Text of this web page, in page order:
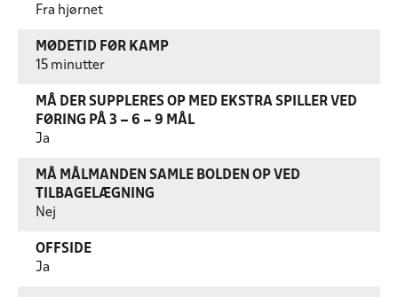
Fra hjørnet
MØDETID FØR KAMP
15 minutter
MÅ DER SUPPLERES OP MED EKSTRA SPILLER VED
FØRING PÅ 3 – 6 – 9 MÅL
Ja
MÅ MÅLMANDEN SAMLE BOLDEN OP VED
TILBAGELÆGNING
Nej
OFFSIDE
Ja